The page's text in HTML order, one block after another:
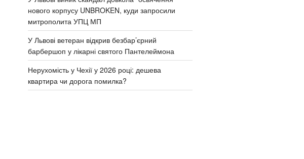
нового корпусу UNBROKEN, куди запросили
митрополита УПЦ МП
У Львові ветеран відкрив безбар’єрний
барбершоп у лікарні святого Пантелеймона
Нерухомість у Чехії у 2026 році: дешева
квартира чи дорога помилка?